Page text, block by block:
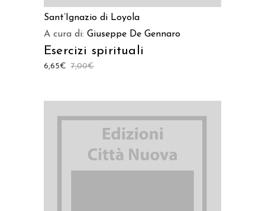
Sant’Ignazio di Loyola
A cura di: Giuseppe De Gennaro
Esercizi spirituali
7,00€
6,65€